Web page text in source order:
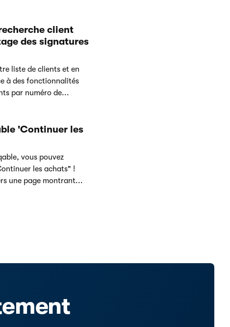
client
des signatures
liste de clients et en
à des fonctionnalités
par numéro de...
'Continuer les
vous pouvez
les achats" !
une page montrant...